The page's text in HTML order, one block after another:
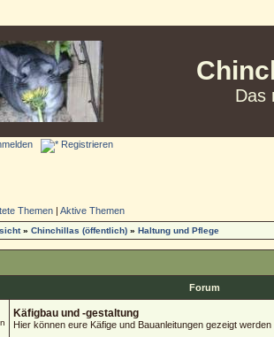
Das
Registrieren
Themen |Aktive Themen
»Chinchillas (öffentlich) »Haltung und Pflege
Forum
Käfigbau und -gestaltung
Hier können eure Käfige und Bauanleitungen gezeigt werden